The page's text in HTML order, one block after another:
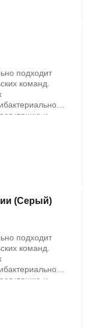
подходит
команд.
и
(Серый)
подходит
команд.
и